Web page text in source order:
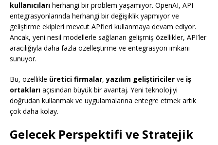
kullanıcıları herhangi bir problem yaşamıyor. OpenAI, API
entegrasyonlarında herhangi bir değişiklik yapmıyor ve
geliştirme ekipleri mevcut API’leri kullanmaya devam ediyor.
Ancak, yeni nesil modellerle sağlanan gelişmiş özellikler, API’ler
aracılığıyla daha fazla özelleştirme ve entegrasyon imkanı
sunuyor.
Bu, özellikle üretici firmalar,yazılım geliştiriciler ve iş
ortakları açısından büyük bir avantaj. Yeni teknolojiyi
doğrudan kullanmak ve uygulamalarına entegre etmek artık
çok daha kolay.
Gelecek Perspektifi ve Stratejik